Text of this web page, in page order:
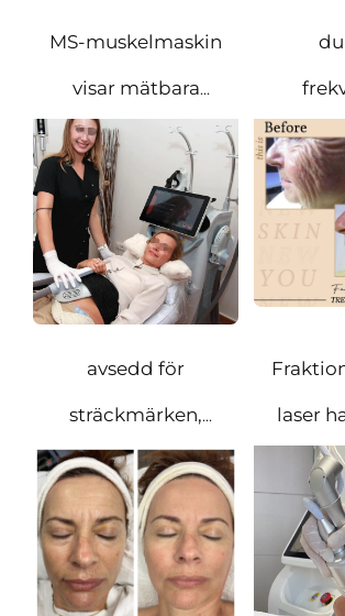
MS-muskelmaskin
visar mätbara
förbättringar av
muskeltonus,
fasthet och
kroppskontur
avsedd för
sträckmärken,
pigmentförändringar
och hudåterfasning
laser
och